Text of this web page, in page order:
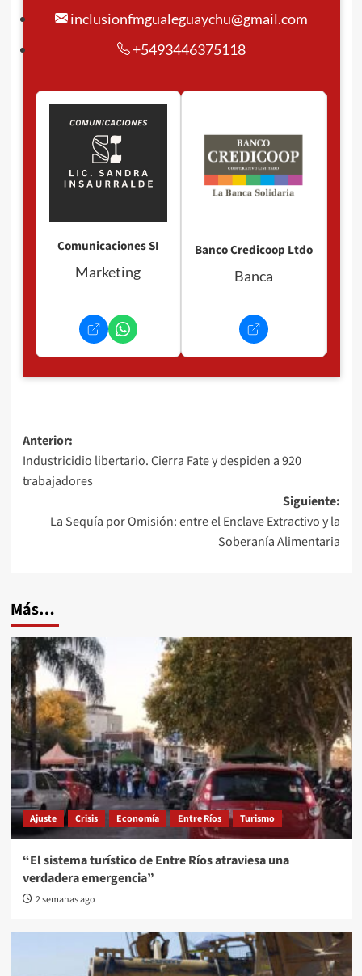
inclusionfmgualeguaychu@gmail.com
+5493446375118
Comunicaciones SI
Marketing
Banco Credicoop Ltdo
Banca
Navegación
de
entradas
Anterior:
Industricidio libertario. Cierra Fate y despiden a 920
trabajadores
Siguiente:
La Sequía por Omisión: entre el Enclave Extractivo y la
Soberanía Alimentaria
Más…
Ajuste Crisis Economía Entre Ríos Turismo
“El sistema turístico de Entre Ríos atraviesa una
verdadera emergencia”
2 semanas ago